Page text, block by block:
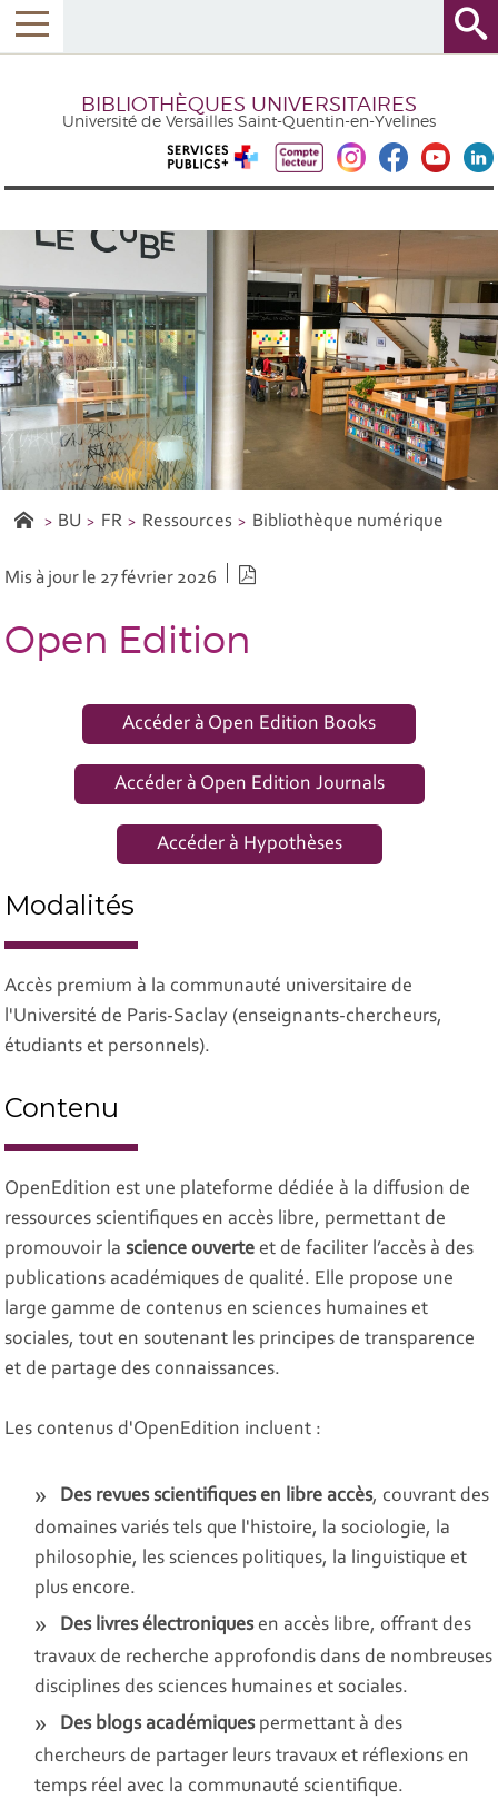
BIBLIOTHÈQUES UNIVERSITAIRES
Université de Versailles Saint-Quentin-en-Yvelines
BU FR Ressources Bibliothèque numérique
Mis à jour le 27 février 2026
Open Edition
Accéder à Open Edition Books
Accéder à Open Edition Journals
Accéder à Hypothèses
Modalités
Accès premium à la communauté universitaire de
l'Université de Paris-Saclay (enseignants-chercheurs,
étudiants et personnels).
Contenu
OpenEdition est une plateforme dédiée à la diffusion de
ressources scientifiques en accès libre, permettant de
promouvoir lascience ouverte et de faciliter l’accès à des
publications académiques de qualité. Elle propose une
large gamme de contenus en sciences humaines et
sociales, tout en soutenant les principes de transparence
et de partage des connaissances.
Les contenus d'OpenEdition incluent :
Des revues scientifiques en libre accès, couvrant des
domaines variés tels que l'histoire, la sociologie, la
philosophie, les sciences politiques, la linguistique et
plus encore.
Des livres électroniquesen accès libre, offrant des
travaux de recherche approfondis dans de nombreuses
disciplines des sciences humaines et sociales.
Des blogs académiquespermettant à des
chercheurs de partager leurs travaux et réflexions en
temps réel avec la communauté scientifique.